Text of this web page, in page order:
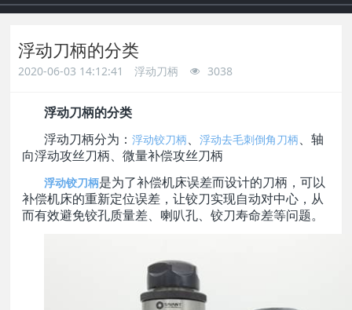
浮动刀柄的分类
2020-06-03 14:12:41 浮动刀柄 3038
浮动刀柄的分类
浮动刀柄分为：浮动铰刀柄、浮动去毛刺倒角刀柄、轴
向浮动攻丝刀柄、微量补偿攻丝刀柄
浮动铰刀柄是为了补偿机床误差而设计的刀柄，可以
补偿机床的重新定位误差，让铰刀实现自动对中心，从
而有效避免铰孔质量差、喇叭孔、铰刀寿命差等问题。